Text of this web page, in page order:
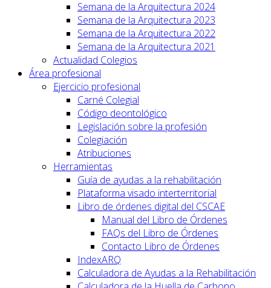
Semana de la Arquitectura 2024
Semana de la Arquitectura 2023
Semana de la Arquitectura 2022
Semana de la Arquitectura 2021
Actualidad Colegios
Área profesional
Ejercicio profesional
Carné Colegial
Código deontológico
Legislación sobre la profesión
Colegiación
Atribuciones
Herramientas
Guía de ayudas a la rehabilitación
Plataforma visado interterritorial
Libro de órdenes digital del CSCAE
Manual del Libro de Órdenes
FAQs del Libro de Órdenes
Contacto Libro de Órdenes
IndexARQ
Calculadora de Ayudas a la Rehabilitación